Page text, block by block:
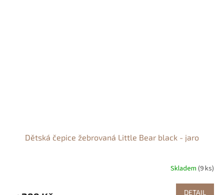
Dětská čepice žebrovaná Little Bear black - jaro
Skladem (9 ks)
DETAIL